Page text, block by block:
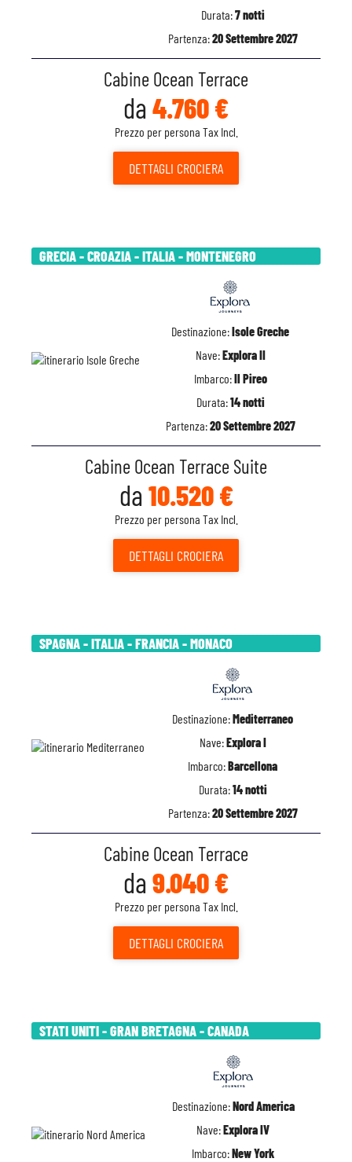
Durata:7 notti
Partenza:20 Settembre 2027
Cabine Ocean Terrace
da 4.760 €
Prezzo per persona Tax Incl.
DETTAGLI CROCIERA
GRECIA - CROAZIA - ITALIA - MONTENEGRO
Destinazione:Isole Greche
Nave:Explora II
Imbarco:Il Pireo
Durata:14 notti
Partenza:20 Settembre 2027
Cabine Ocean Terrace Suite
da 10.520 €
Prezzo per persona Tax Incl.
DETTAGLI CROCIERA
SPAGNA - ITALIA - FRANCIA - MONACO
Destinazione:Mediterraneo
Nave:Explora I
Imbarco:Barcellona
Durata:14 notti
Partenza:20 Settembre 2027
Cabine Ocean Terrace
da 9.040 €
Prezzo per persona Tax Incl.
DETTAGLI CROCIERA
STATI UNITI - GRAN BRETAGNA - CANADA
Destinazione:Nord America
Nave:Explora IV
Imbarco:New York